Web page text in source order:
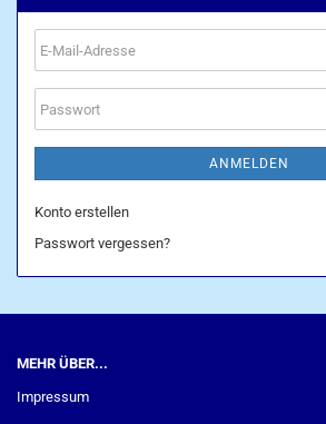
E-
Mail-
Adresse
Passwort
ANMELDEN
Konto erstellen
Passwort vergessen?
MEHR ÜBER...
Impressum